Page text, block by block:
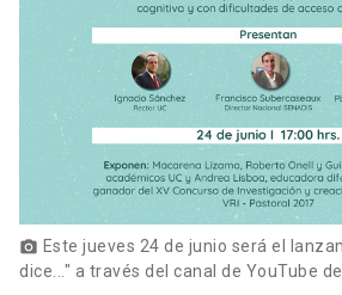
Vecinos launch
Donaciones launch
photo_camera Este jueves 24 de junio será el
dice..." a través del canal de YouTube